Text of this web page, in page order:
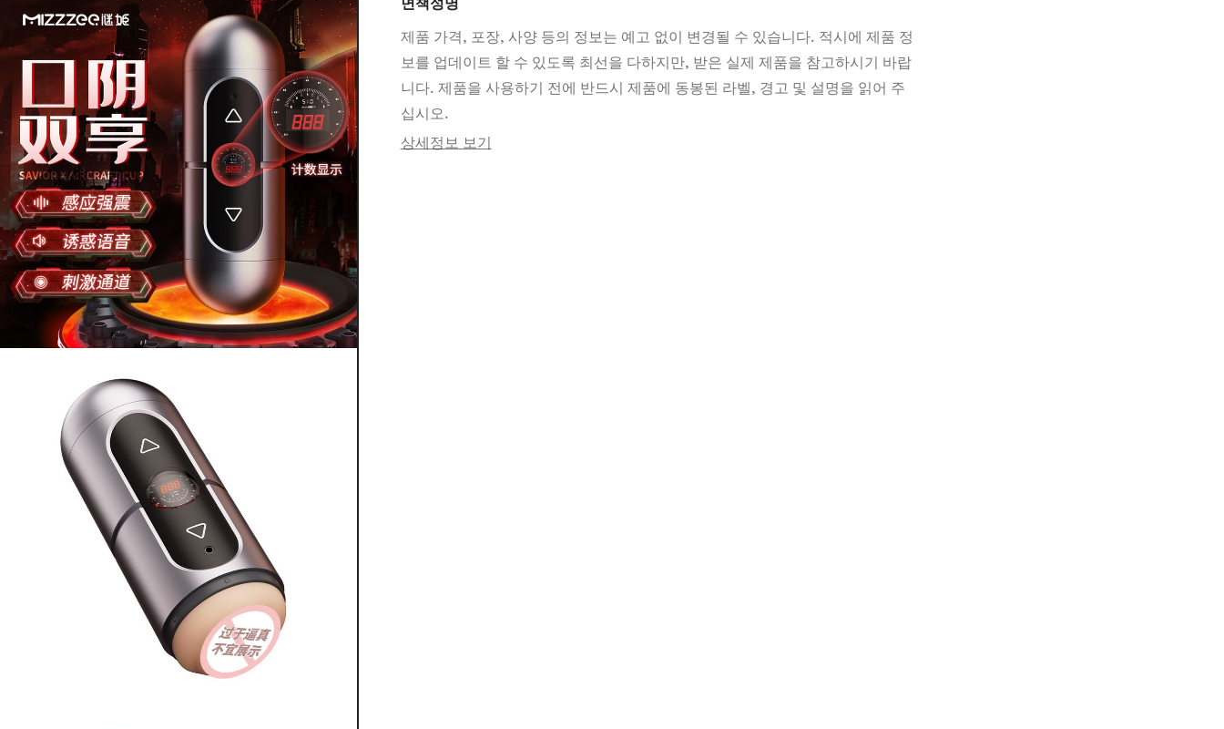
면책성명
제품 가격, 포장, 사양 등의 정보는 예고 없이 변경될 수 있습니다. 적시에 제품 정
보를 업데이트 할 수 있도록 최선을 다하지만, 받은 실제 제품을 참고하시기 바랍
니다. 제품을 사용하기 전에 반드시 제품에 동봉된 라벨, 경고 및 설명을 읽어 주
십시오.
상세정보 보기